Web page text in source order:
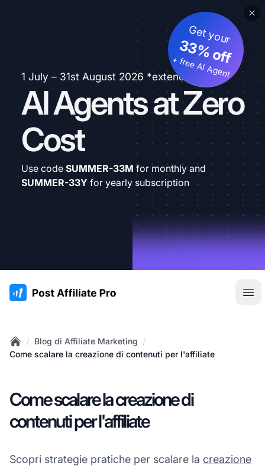
1 July – 31st August 2026 *extended
AI Agents at Zero
Cost
Get your
33% off
+ free AI Agent
Use code SUMMER-33M for monthly and
SUMMER-33Y for yearly subscription
:site.title
Home
/ Blog di Affiliate Marketing /
Come scalare la creazione di contenuti per l'affiliate
Come scalare la creazione di
contenuti per l'affiliate
Scopri strategie pratiche per scalare la creazione